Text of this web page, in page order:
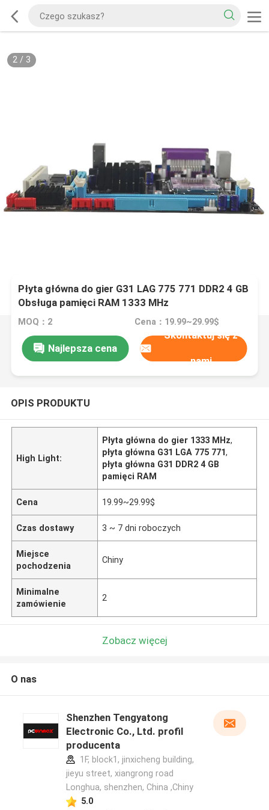
2/ 3
Płyta główna do gier G31 LAG 775 771 DDR2 4 GB
Obsługa pamięci RAM 1333 MHz
MOQ：2 Cena：19.99~29.99$
Najlepsza cena
Skontaktuj się z
nami
OPIS PRODUKTU
High Light:
Płyta główna do gier 1333 MHz,
płyta główna G31 LGA 775 771,
płyta główna G31 DDR2 4 GB
pamięci RAM
Cena 19.99~29.99$
Czas dostawy 3 ~ 7 dni roboczych
Miejsce
pochodzenia
Chiny
Minimalne
zamówienie
2
Zobacz więcej
O nas
Shenzhen Tengyatong
Electronic Co., Ltd. profil
producenta
1F, block1, jinxicheng building,
jieyu street, xiangrong road
Longhua, shenzhen, China ,Chiny
5.0